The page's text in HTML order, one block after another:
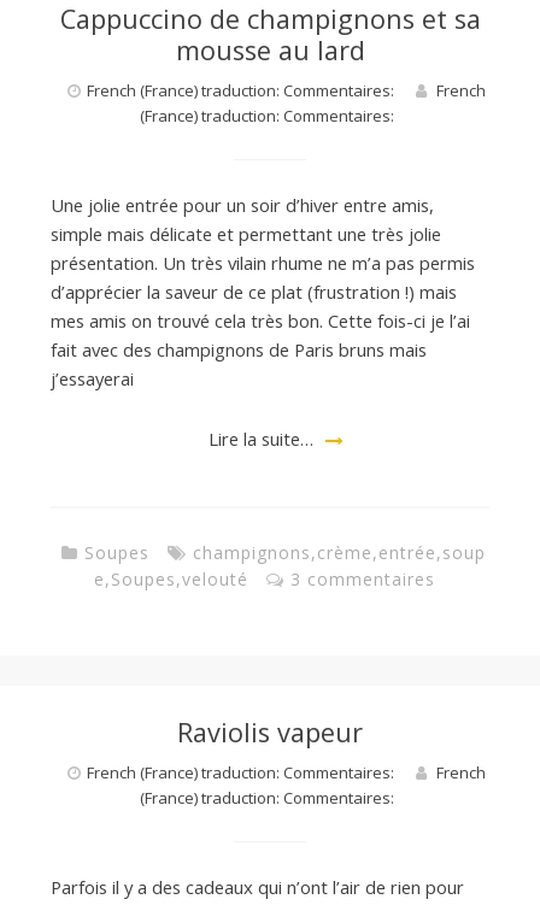
Cappuccino de champignons et sa
mousse au lard
French (France) traduction: Commentaires:
French
(France) traduction: Commentaires:
Une jolie entrée pour un soir d’hiver entre amis,
simple mais délicate et permettant une très jolie
présentation. Un très vilain rhume ne m’a pas permis
d’apprécier la saveur de ce plat (frustration !) mais
mes amis on trouvé cela très bon. Cette fois-ci je l’ai
fait avec des champignons de Paris bruns mais
j’essayerai
Lire la suite…
Soupes champignons,crème,entrée,soup
e,Soupes,velouté 3 commentaires
Raviolis vapeur
French (France) traduction: Commentaires:
French
(France) traduction: Commentaires:
Parfois il y a des cadeaux qui n’ont l’air de rien pour